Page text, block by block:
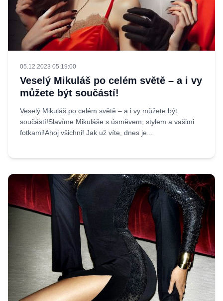
05.12.2023 05:19:00
Veselý Mikuláš po celém světě – a i vy
můžete být součástí!
Veselý Mikuláš po celém světě – a i vy můžete být
součástí!Slavíme Mikuláše s úsměvem, stylem a vašimi
fotkami!Ahoj všichni! Jak už víte, dnes je...